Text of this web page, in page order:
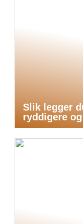
Slik legger
ryddigere